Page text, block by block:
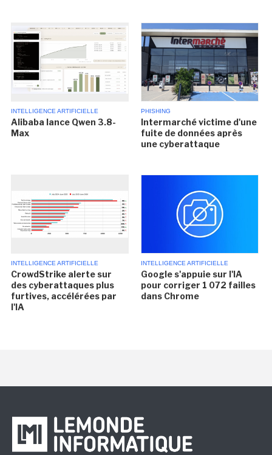
INTELLIGENCE ARTIFICIELLE
Alibaba lance Qwen 3.8-
Max
PHISHING
Intermarché victime d'une
fuite de données après
une cyberattaque
INTELLIGENCE ARTIFICIELLE
CrowdStrike alerte sur
des cyberattaques plus
furtives, accélérées par
l'IA
INTELLIGENCE ARTIFICIELLE
Google s'appuie sur l'IA
pour corriger 1 072 failles
dans Chrome